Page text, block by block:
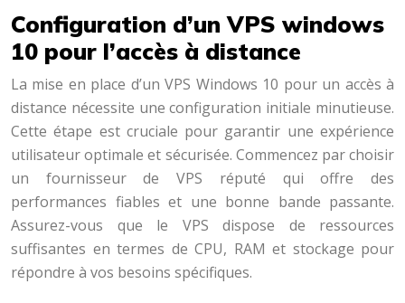
Configuration d’un VPS windows
10 pour l’accès à distance
La mise en place d’un VPS Windows 10 pour un accès à
distance nécessite une configuration initiale minutieuse.
Cette étape est cruciale pour garantir une expérience
utilisateur optimale et sécurisée. Commencez par choisir
un fournisseur de VPS réputé qui offre des
performances fiables et une bonne bande passante.
Assurez-vous que le VPS dispose de ressources
suffisantes en termes de CPU, RAM et stockage pour
répondre à vos besoins spécifiques.